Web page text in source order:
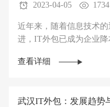
2023-04-05 1734
近年来，随着信息技术
进，IT外包已成为企业降
查看详细
武汉IT外包：发展趋势